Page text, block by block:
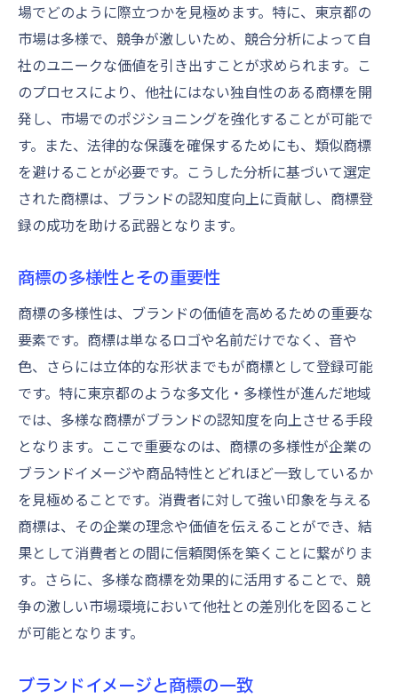
場でどのように際立つかを見極めます。特に、東京都の
市場は多様で、競争が激しいため、競合分析によって自
社のユニークな価値を引き出すことが求められます。こ
のプロセスにより、他社にはない独自性のある商標を開
発し、市場でのポジショニングを強化することが可能で
す。また、法律的な保護を確保するためにも、類似商標
を避けることが必要です。こうした分析に基づいて選定
された商標は、ブランドの認知度向上に貢献し、商標登
録の成功を助ける武器となります。
商標の多様性とその重要性
商標の多様性は、ブランドの価値を高めるための重要な
要素です。商標は単なるロゴや名前だけでなく、音や
色、さらには立体的な形状までもが商標として登録可能
です。特に東京都のような多文化・多様性が進んだ地域
では、多様な商標がブランドの認知度を向上させる手段
となります。ここで重要なのは、商標の多様性が企業の
ブランドイメージや商品特性とどれほど一致しているか
を見極めることです。消費者に対して強い印象を与える
商標は、その企業の理念や価値を伝えることができ、結
果として消費者との間に信頼関係を築くことに繋がりま
す。さらに、多様な商標を効果的に活用することで、競
争の激しい市場環境において他社との差別化を図ること
が可能となります。
ブランドイメージと商標の一致